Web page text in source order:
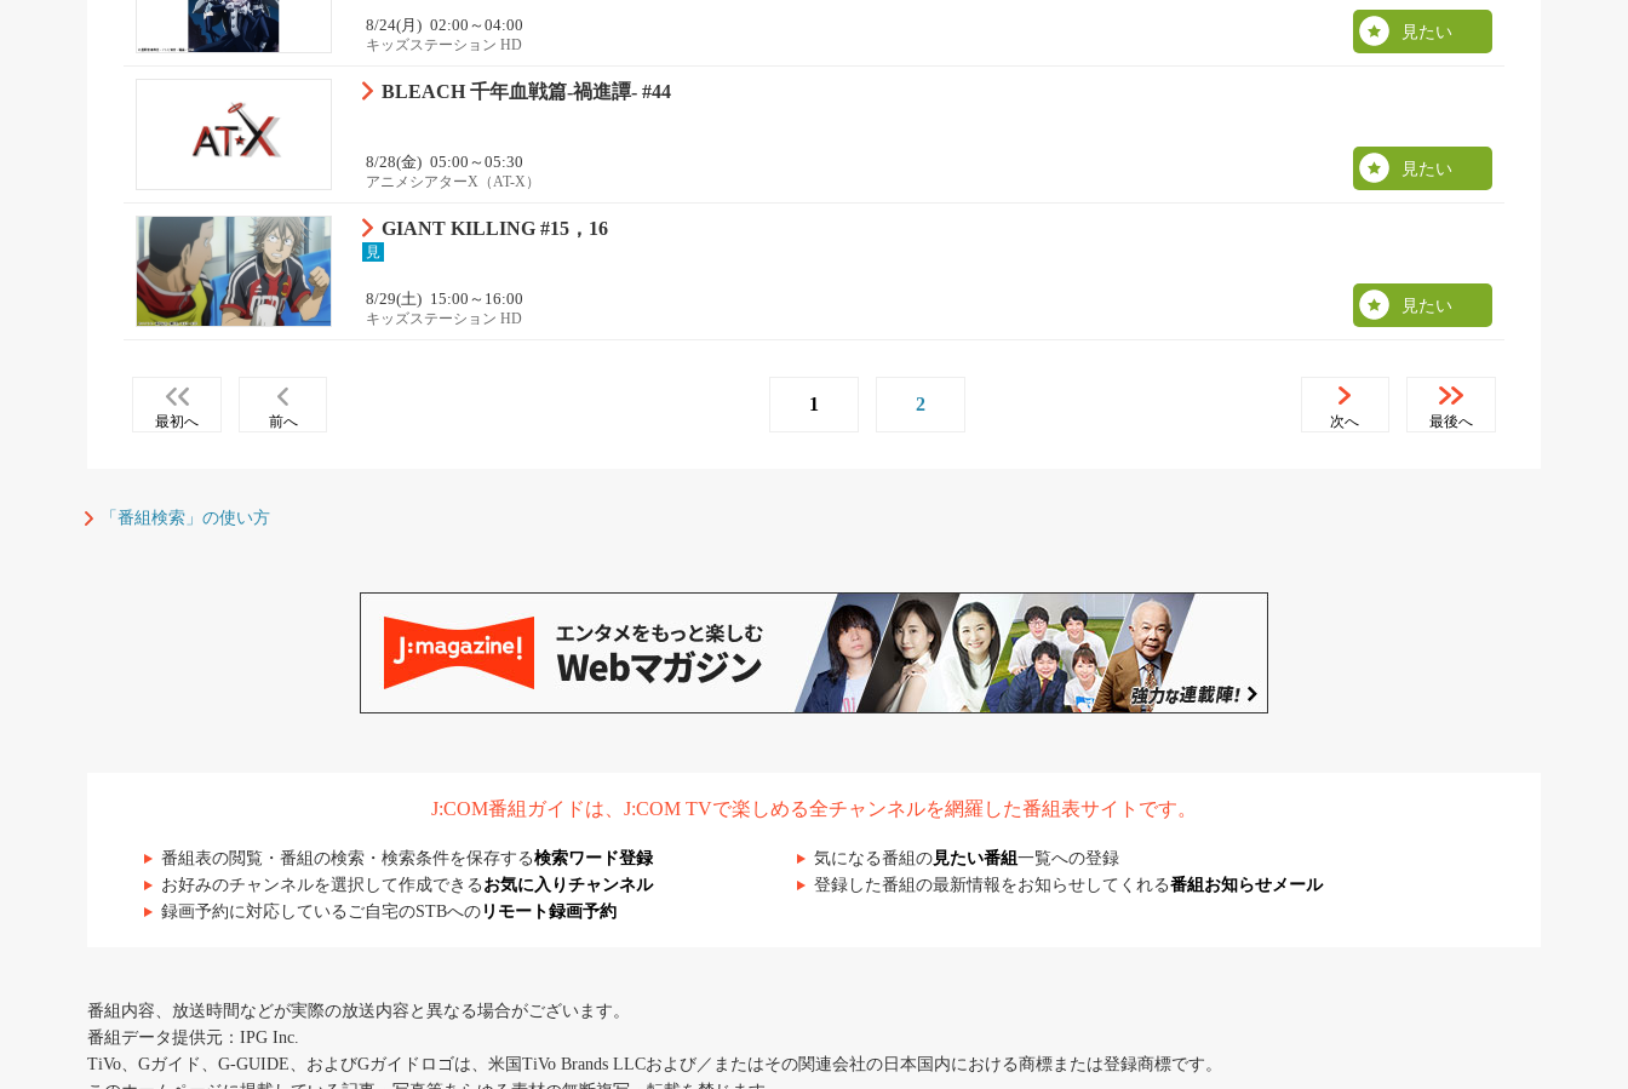
8/24(月) 02:00～04:00
キッズステーション HD
見たい
BLEACH 千年血戦篇-禍進譚- #44
8/28(金) 05:00～05:30
アニメシアターX（AT-X）
見たい
GIANT KILLING #15，16
見
8/29(土) 15:00～16:00
キッズステーション HD
見たい
最初へ 前へ
1 2
次へ 最後へ
「番組検索」の使い方
J:COM番組ガイドは、J:COM TVで楽しめる全チャンネルを網羅した番組表サイトです。
番組表の閲覧・番組の検索・検索条件を保存する検索ワード登録 気になる番組の見たい番組 一覧への登録
お好みのチャンネルを選択して作成できる お気に入りチャンネル 登録した番組の最新情報をお知らせしてくれる番組お知らせメール
録画予約に対応しているご自宅のSTBへの リモート録画予約
番組内容、放送時間などが実際の放送内容と異なる場合がございます。
番組データ提供元：IPG Inc.
TiVo、Gガイド、G-GUIDE、およびGガイドロゴは、米国TiVo Brands LLCおよび／またはその関連会社の日本国内における商標または登録商標です。